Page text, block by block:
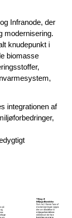
Infranode, der
modernisering.
knudepunkt i
biomasse
integrationen af